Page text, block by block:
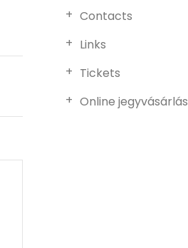
Contacts
Links
Tickets
Online jegyvásárlás